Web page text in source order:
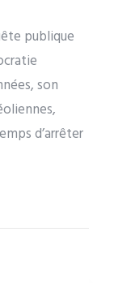
publique
son
d’arrêter